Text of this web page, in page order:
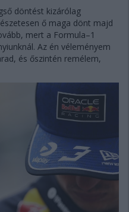
döntést kizárólag
ő maga dönt majd
mert a Formula–1
Az én véleményem
és őszintén remélem,